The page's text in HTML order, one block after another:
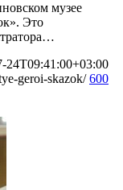
музее
Это
24T09:41:00+03:00
geroi-skazok/ 600